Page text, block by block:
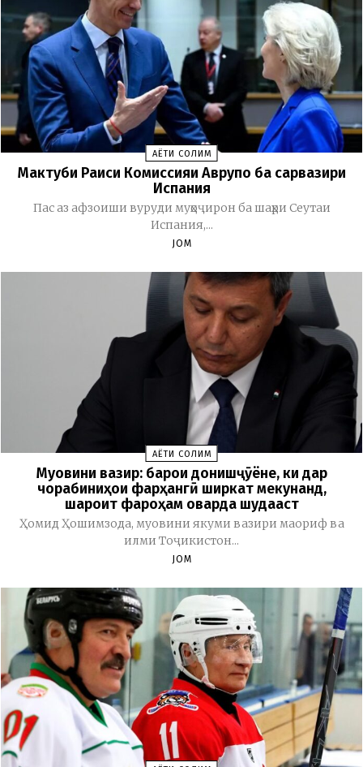
ҲАЁТИ СОЛИМ
Мактуби Раиси Комиссияи Аврупо ба сарвазири
Испания
Пас аз афзоиши вуруди муҳоҷирон ба шаҳри Сеутаи
Испания,...
JOM
ҲАЁТИ СОЛИМ
Муовини вазир: барои донишҷӯёне, ки дар
чорабиниҳои фарҳангӣ ширкат мекунанд,
шароит фароҳам оварда шудааст
Ҳомид Ҳошимзода, муовини якуми вазири маориф ва
илми Тоҷикистон...
JOM